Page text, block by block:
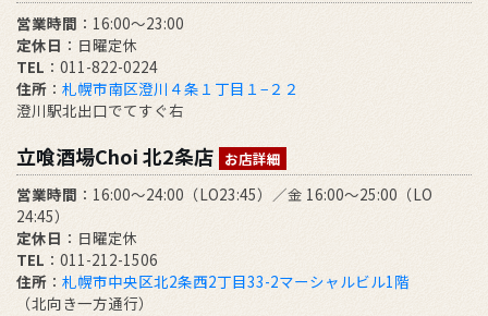
営業時間 ：16:00～23:00
定休日 ：日曜定休
TEL ：011-822-0224
住所 ： 札幌市南区澄川４条１丁目１−２２
澄川駅北出口でてすぐ右
立喰酒場Choi 北2条店 お店詳細
営業時間 ：16:00～24:00（LO23:45）／金 16:00～25:00（LO
24:45）
定休日 ：日曜定休
TEL ：011-212-1506
住所 ： 札幌市中央区北2条西2丁目33-2マーシャルビル1階
（北向き一方通行）